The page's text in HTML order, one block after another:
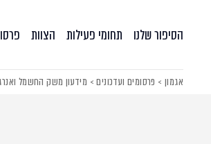
הסיפור שלנו תחומי פעילות הצוות
אגמון > פרסומים ועדכונים> מידעון משק החשמל